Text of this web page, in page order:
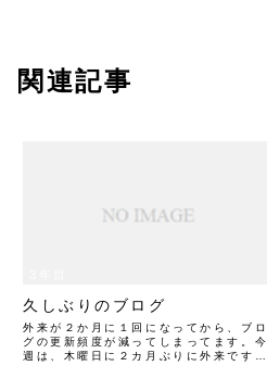
関連記事
久しぶりのブログ
外来が２か月に１回になってから、ブロ
グの更新頻度が減ってしまってます。今
週は、木曜日に２カ月ぶりに外来です。